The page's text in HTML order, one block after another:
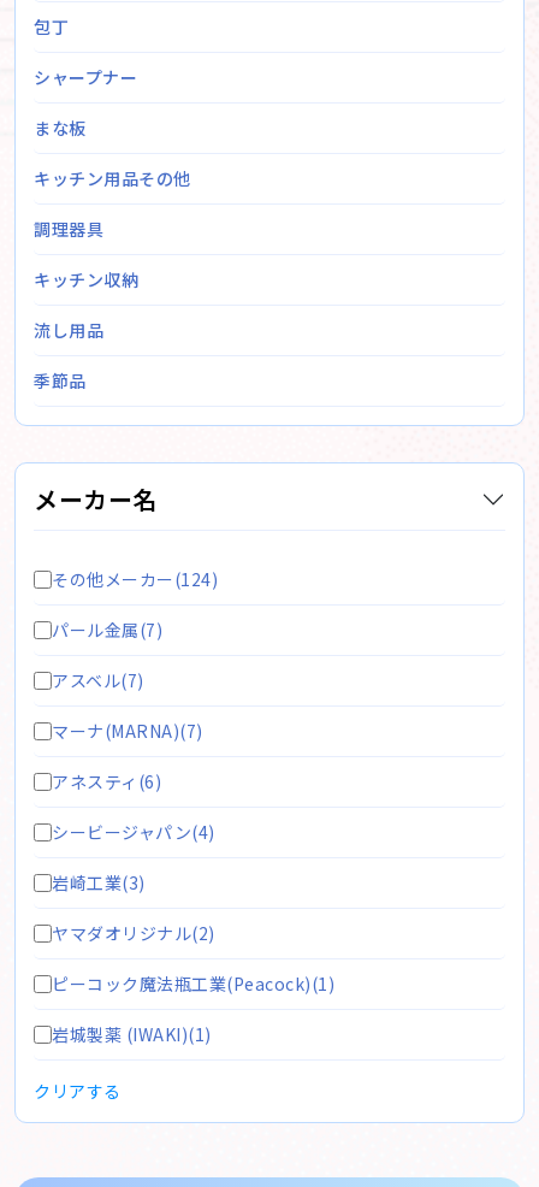
包丁
シャープナー
まな板
キッチン用品その他
調理器具
キッチン収納
流し用品
季節品
メーカー名
その他メーカー(124)
パール金属(7)
アスベル(7)
マーナ(MARNA)(7)
アネスティ(6)
シービージャパン(4)
岩崎工業(3)
ヤマダオリジナル(2)
ピーコック魔法瓶工業(Peacock)(1)
岩城製薬 (IWAKI)(1)
クリアする